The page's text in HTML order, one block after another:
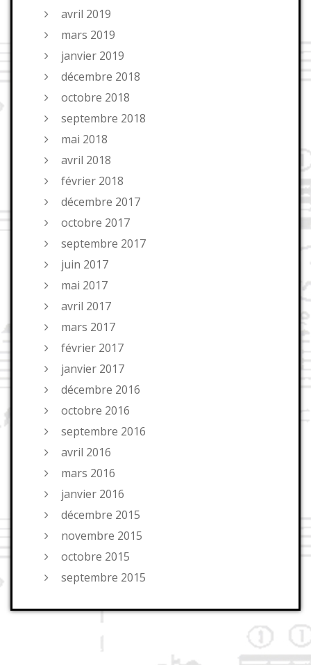
avril 2019
mars 2019
janvier 2019
décembre 2018
octobre 2018
septembre 2018
mai 2018
avril 2018
février 2018
décembre 2017
octobre 2017
septembre 2017
juin 2017
mai 2017
avril 2017
mars 2017
février 2017
janvier 2017
décembre 2016
octobre 2016
septembre 2016
avril 2016
mars 2016
janvier 2016
décembre 2015
novembre 2015
octobre 2015
septembre 2015